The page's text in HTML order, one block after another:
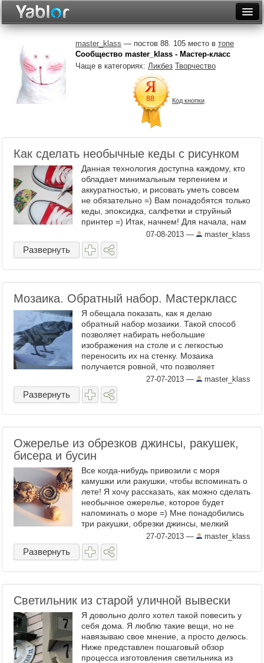
Неделя
Месяц
Рейтинги
Фототоп
Видеотоп
master_klass — постов 88. 105 место в топе
Сообщество master_klass - Мастер-класс
Чаще в категориях: Ликбез Творчество
Код кнопки
Как сделать необычные кеды с рисунком
Данная технология доступна каждому, кто
обладает минимальным терпением и
аккуратностью, и рисовать уметь совсем
не обязательно =) Вам понадобятся только
кеды, эпоксидка, салфетки и струйный
принтер =) Итак, начнем! Для начала, нам
нужны кеды и рисунок, который мы хотим
на них ...
07-08-2013 — master_klass
Развернуть
Мозаика. Обратный набор. Мастеркласс
Я обещала показать, как я делаю
обратный набор мозаики. Такой способ
позволяет набирать небольшие
изображения на столе и с легкостью
переносить их на стенку. Мозаика
получается ровной, что позволяет
использовать плитку разной толщины и
фактуры. Таким способом я делала моих
улиток . ...
27-07-2013 — master_klass
Развернуть
Ожерелье из обрезков джинсы, ракушек,
бисера и бусин
Все когда-нибудь привозили с моря
камушки или ракушки, чтобы вспоминать о
лете! Я хочу рассказать, как можно сделать
необычное ожерелье, которое будет
напоминать о море =) Мне понадобились
три ракушки, обрезки джинсы, мелкий
серебряный бисер, золотые бусины и
краски (золотая акриловая и ...
27-07-2013 — master_klass
Развернуть
Светильник из старой уличной вывески
Я довольно долго хотел такой повесить у
себя дома. Я люблю такие вещи, но не
навязываю свое мнение, а просто делюсь.
Ниже представлен пошаговый обзор
процесса изготовления светильника из